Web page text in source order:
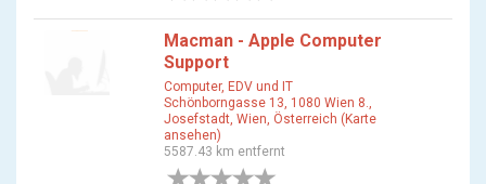
Macman - Apple Computer
Support
Computer, EDV und IT
Schönborngasse 13, 1080 Wien 8.,
Josefstadt, Wien, Österreich (Karte
ansehen)
5587.43 km entfernt